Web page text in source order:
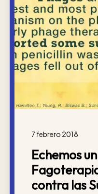
7 febrero 2018
Echemos
contra las